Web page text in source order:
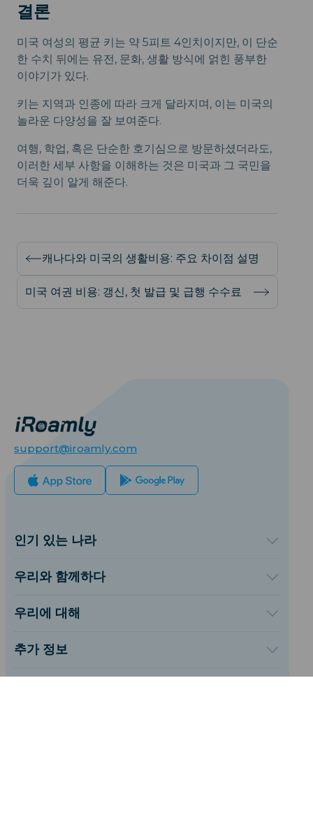
결론
미국 여성의 평균 키는 약 5피트 4인치이지만, 이 단순
한 수치 뒤에는 유전, 문화, 생활 방식에 얽힌 풍부한
이야기가 있다.
키는 지역과 인종에 따라 크게 달라지며, 이는 미국의
놀라운 다양성을 잘 보여준다.
여행, 학업, 혹은 단순한 호기심으로 방문하셨더라도,
이러한 세부 사항을 이해하는 것은 미국과 그 국민을
더욱 깊이 알게 해준다.
캐나다와 미국의 생활비용: 주요 차이점 설명
미국 여권 비용: 갱신, 첫 발급 및 급행 수수료
support@iroamly.com
인기 있는 나라
영국
터키
태국
이탈리아
인도
스페인
우리와 함께하다
추천하고 벌다
제휴 프로그램
우리에 대해
연락처
추가 정보
데이터 계산기